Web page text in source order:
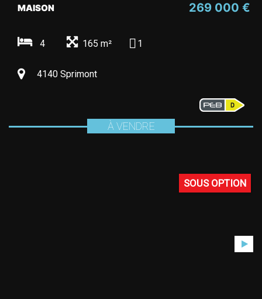
269 000 €
MAISON
4 165 m² 1
4140 Sprimont
À VENDRE
SOUS OPTION